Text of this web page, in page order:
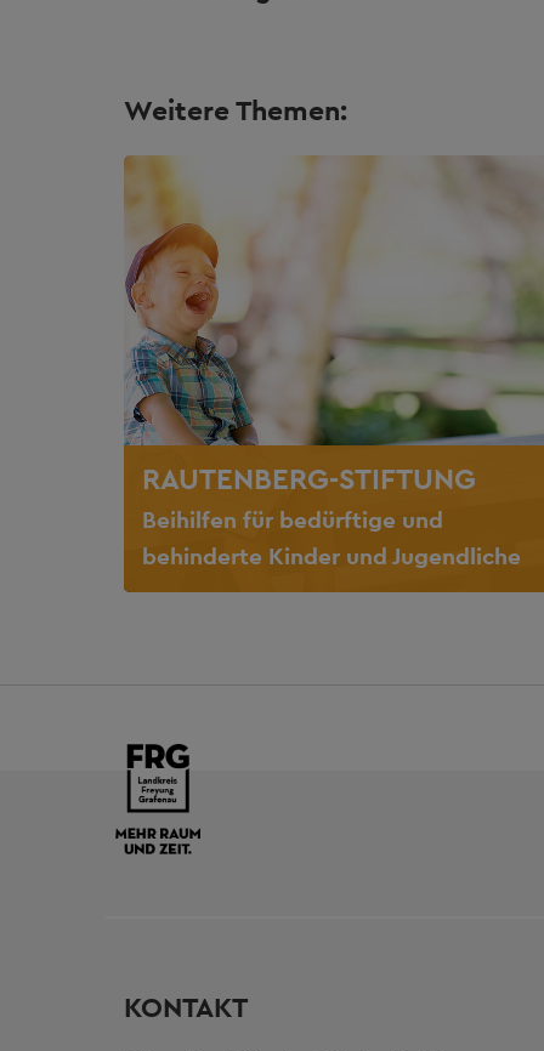
Weitere Themen:
RAUTENBERG-STIFTUNG
Beihilfen für bedürftige und
behinderte Kinder und Jugendliche
KONTAKT